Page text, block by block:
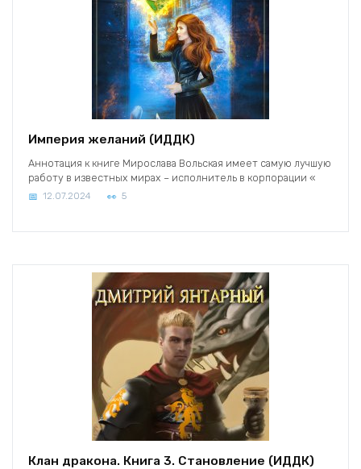
Империя желаний (ИДДК)
Аннотация к книге Мирослава Вольская имеет самую лучшую
работу в известных мирах – исполнитель в корпорации «
12.07.2024 5
Клан дракона. Книга 3. Становление (ИДДК)